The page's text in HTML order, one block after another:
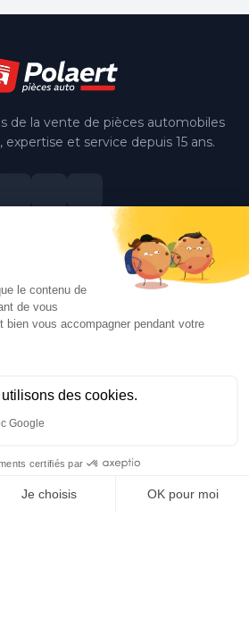
de la vente de pièces automobiles
expertise et service depuis 15 ans.
société
Livraison
légales
sommes-nous ?
Besoin d'aide ?
nous